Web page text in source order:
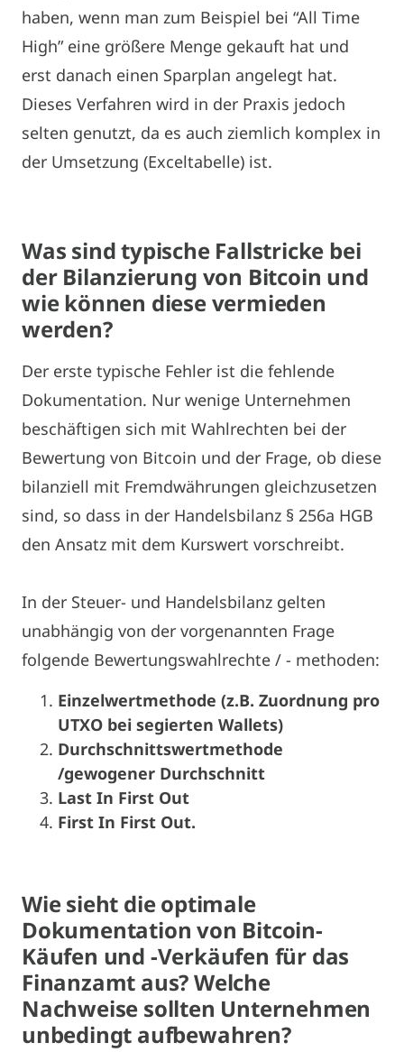
haben, wenn man zum Beispiel bei “All Time
High” eine größere Menge gekauft hat und
erst danach einen Sparplan angelegt hat.
Dieses Verfahren wird in der Praxis jedoch
selten genutzt, da es auch ziemlich komplex in
der Umsetzung (Exceltabelle) ist.
Was sind typische Fallstricke bei
der Bilanzierung von Bitcoin und
wie können diese vermieden
werden?
Der erste typische Fehler ist die fehlende
Dokumentation. Nur wenige Unternehmen
beschäftigen sich mit Wahlrechten bei der
Bewertung von Bitcoin und der Frage, ob diese
bilanziell mit Fremdwährungen gleichzusetzen
sind, so dass in der Handelsbilanz § 256a HGB
den Ansatz mit dem Kurswert vorschreibt.
In der Steuer- und Handelsbilanz gelten
unabhängig von der vorgenannten Frage
folgende Bewertungswahlrechte / - methoden:
Einzelwertmethode (z.B. Zuordnung pro
UTXO bei segierten Wallets)
Durchschnittswertmethode
/gewogener Durchschnitt
Last In First Out
First In First Out.
Wie sieht die optimale
Dokumentation von Bitcoin-
Käufen und -Verkäufen für das
Finanzamt aus? Welche
Nachweise sollten Unternehmen
unbedingt aufbewahren?